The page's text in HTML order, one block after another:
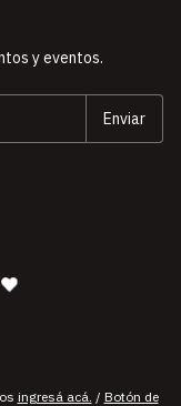
y eventos.
— agencia de diseño y
ingresá acá. / Botón de